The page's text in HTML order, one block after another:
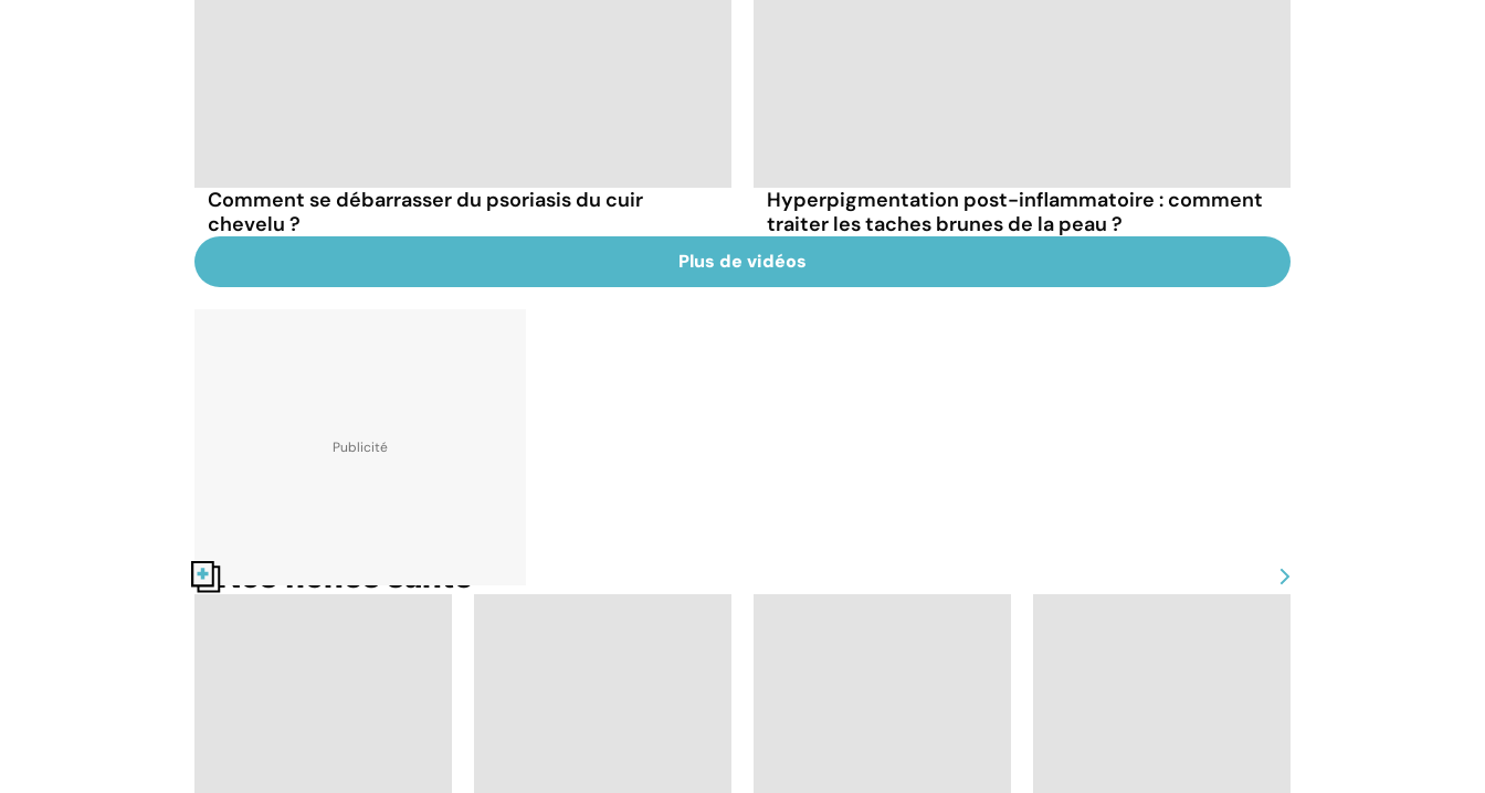
Comment se débarrasser du psoriasis du cuir
chevelu ?
Hyperpigmentation post-inflammatoire : comment
traiter les taches brunes de la peau ?
Plus de vidéos
Nos fiches santé